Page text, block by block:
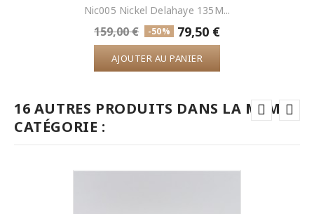
Nic005 Nickel Delahaye 135M...
159,00 € -50% 79,50 €
AJOUTER AU PANIER
16 AUTRES PRODUITS DANS LA MÊME
CATÉGORIE :